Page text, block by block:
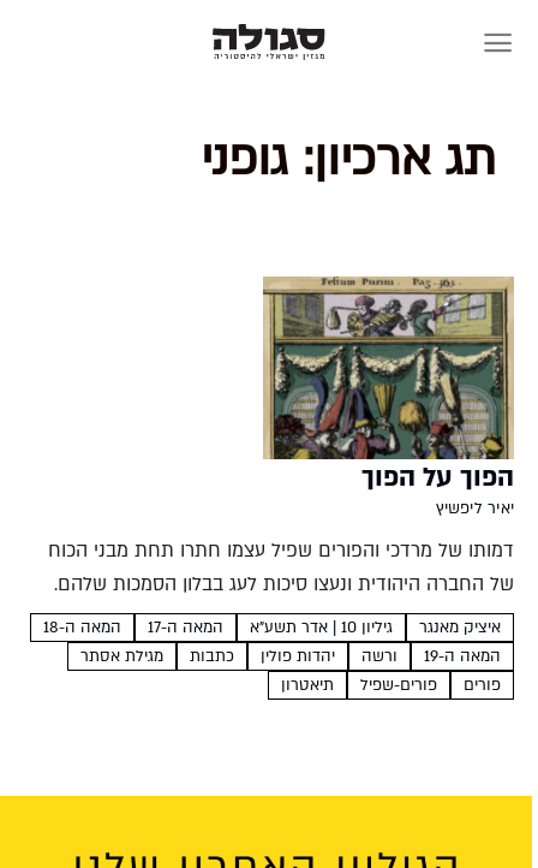
תג ארכיון: גופני
הפוך על הפוך
יאיר ליפשיץ
דמותו של מרדכי והפורים שפיל עצמו חתרו תחת מבני הכוח
של החברה היהודית ונעצו סיכות לעג בבלון הסמכות שלהם.
גיבורי הפורים שפיל- המן גבוה ואצילי, מרדכי גוץ וושתי מגולמת
על ידי דמות גברית- אפשרו לשחקנים...
איציק מאנגר גיליון 10 | אדר תשע"א המאה ה-17
המאה ה-18
המאה ה-19
ורשה יהדות פולין כתבות
מגילת אסתר
פורים
פורים-שפיל תיאטרון